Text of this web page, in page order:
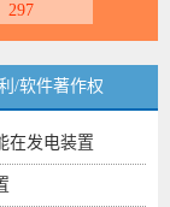
297
/软件著作权
在发电装置